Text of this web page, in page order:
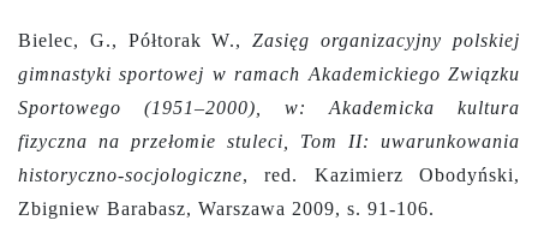
Bielec, G., Półtorak W.,Zasięg organizacyjny polskiej
gimnastyki sportowej w ramach Akademickiego Związku
Sportowego (1951–2000), w: Akademicka kultura
fizyczna na przełomie stuleci, Tom II: uwarunkowania
historyczno-socjologiczne,
red. Kazimierz Obodyński,
Zbigniew Barabasz, Warszawa 2009, s. 91-106.